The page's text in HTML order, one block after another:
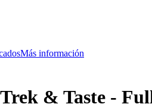
Más información
& Taste -